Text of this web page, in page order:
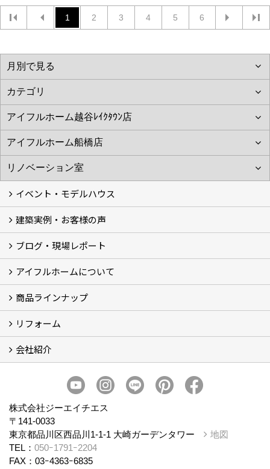
1 2 3 4 5 6
イベント・モデルハウス
イベント
モデルハウス見学
建築実例・お客様の声
建築実例
お客様の声
ブログ・現場レポート
ブログ
現場レポート
アイフルホームについて
アイフルホームについて (5)
商品ラインナップ
商品ラインナップ
リフォーム
まるごと断熱リフォーム
イベント情報
施工事例
会社紹介
スタッフ紹介
個人情報保護方針
株式会社ジーエイチエス
〒141-0033
東京都品川区西品川1-1-1 大崎ガーデンタワー
地図
TEL： 050ｰ1791ｰ2204
FAX：03ｰ4363ｰ6835